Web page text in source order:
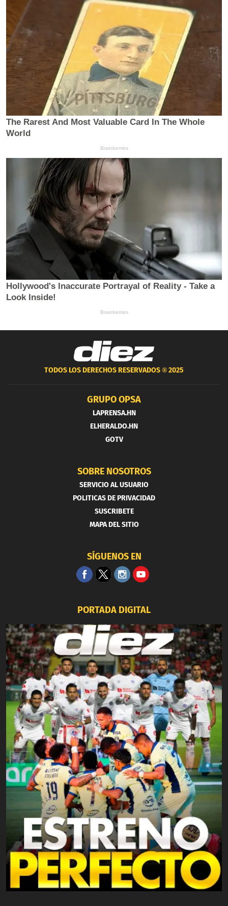
TODOS LOS DERECHOS RESERVADOS ®2025
GRUPO OPSA
LAPRENSA.HN
ELHERALDO.HN
GOTV
SOBRE NOSOTROS
SERVICIO AL USUARIO
POLITICAS DE PRIVACIDAD
SUSCRIBETE
MAPA DEL SITIO
SÍGUENOS EN
PORTADA DIGITAL